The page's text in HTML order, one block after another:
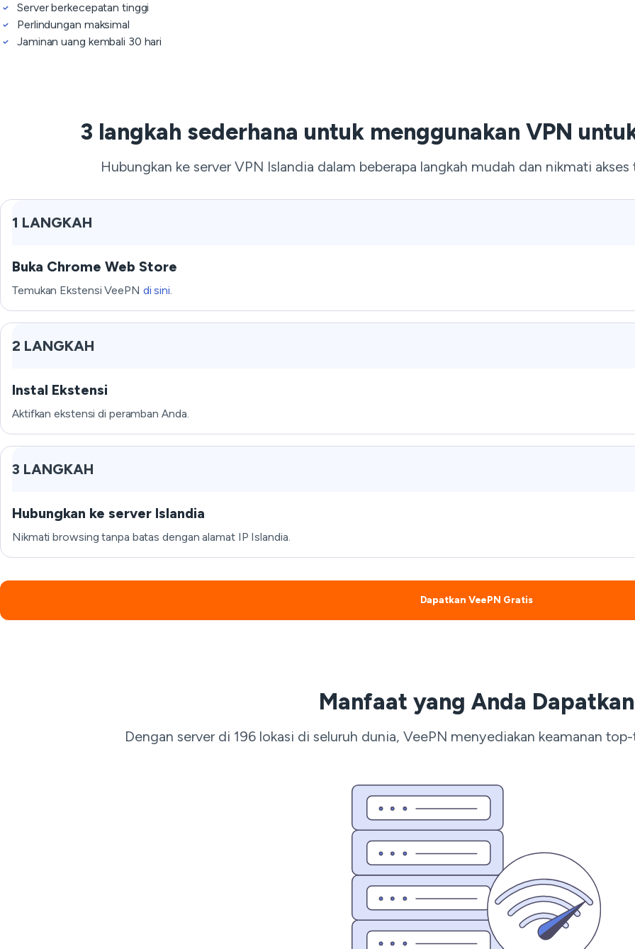
Server berkecepatan tinggi
Perlindungan maksimal
Jaminan uang kembali 30 hari
3 langkah sederhana untuk menggunakan VPN
Hubungkan ke server VPN Islandia dalam beberapa langkah mudah dan nikmati
1 LANGKAH
Buka Chrome Web Store
Temukan Ekstensi VeePN di sini.
2 LANGKAH
Instal Ekstensi
Aktifkan ekstensi di peramban Anda.
3 LANGKAH
Hubungkan ke server Islandia
Nikmati browsing tanpa batas dengan alamat IP Islandia.
Dapatkan VeePN Gratis
Manfaat yang Anda Dapatkan
Dengan server di 196 lokasi di seluruh dunia, VeePN menyediakan keamanan